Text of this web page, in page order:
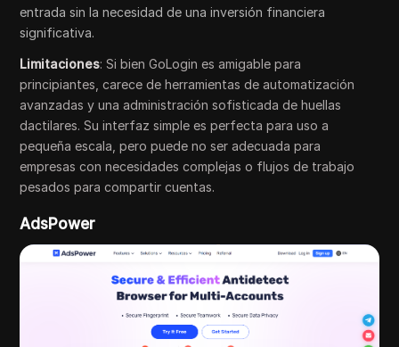
entrada sin la necesidad de una inversión financiera
significativa.
Limitaciones: Si bien GoLogin es amigable para
principiantes, carece de herramientas de automatización
avanzadas y una administración sofisticada de huellas
dactilares. Su interfaz simple es perfecta para uso a
pequeña escala, pero puede no ser adecuada para
empresas con necesidades complejas o flujos de trabajo
pesados para compartir cuentas.
AdsPower